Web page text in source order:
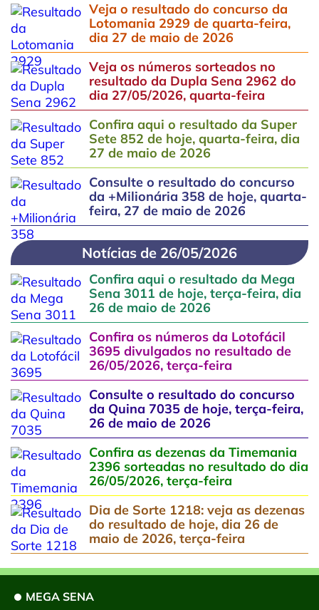
Veja o resultado do concurso da
Lotomania 2929 de quarta-feira,
dia 27 de maio de 2026
Veja os números sorteados no
resultado da Dupla Sena 2962 do
dia 27/05/2026, quarta-feira
Confira aqui o resultado da Super
Sete 852 de hoje, quarta-feira, dia
27 de maio de 2026
Consulte o resultado do concurso
da +Milionária 358 de hoje, quarta-
feira, 27 de maio de 2026
Notícias de 26/05/2026
Confira aqui o resultado da Mega
Sena 3011 de hoje, terça-feira, dia
26 de maio de 2026
Confira os números da Lotofácil
3695 divulgados no resultado de
26/05/2026, terça-feira
Consulte o resultado do concurso
da Quina 7035 de hoje, terça-feira,
26 de maio de 2026
Confira as dezenas da Timemania
2396 sorteadas no resultado do dia
26/05/2026, terça-feira
Dia de Sorte 1218: veja as dezenas
do resultado de hoje, dia 26 de
maio de 2026, terça-feira
MEGA SENA